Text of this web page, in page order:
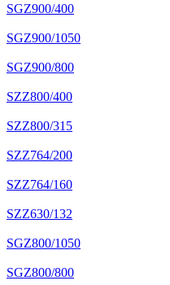
SGZ900/400
SGZ900/1050
SGZ900/800
SZZ800/400
SZZ800/315
SZZ764/200
SZZ764/160
SZZ630/132
SGZ800/1050
SGZ800/800